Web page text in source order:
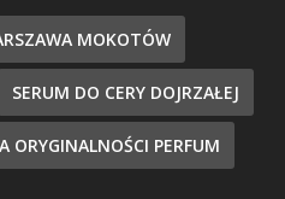
MOKOTÓW
SERUM DO CERY DOJRZAŁEJ
ORYGINALNOŚCI PERFUM